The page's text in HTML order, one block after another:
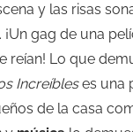
y las risas
¡Un gag de una
reían! Lo que
Increíbleses una
de la casa